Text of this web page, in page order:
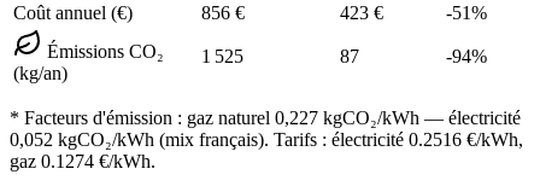
Coût annuel (€)
856 € 423 € -51%
Émissions CO₂
(kg/an)
1 525 87 -94%
* Facteurs d'émission : gaz naturel 0,227 kgCO₂/kWh — électricité
0,052 kgCO₂/kWh (mix français). Tarifs : électricité 0.2516 €/kWh,
gaz 0.1274 €/kWh.